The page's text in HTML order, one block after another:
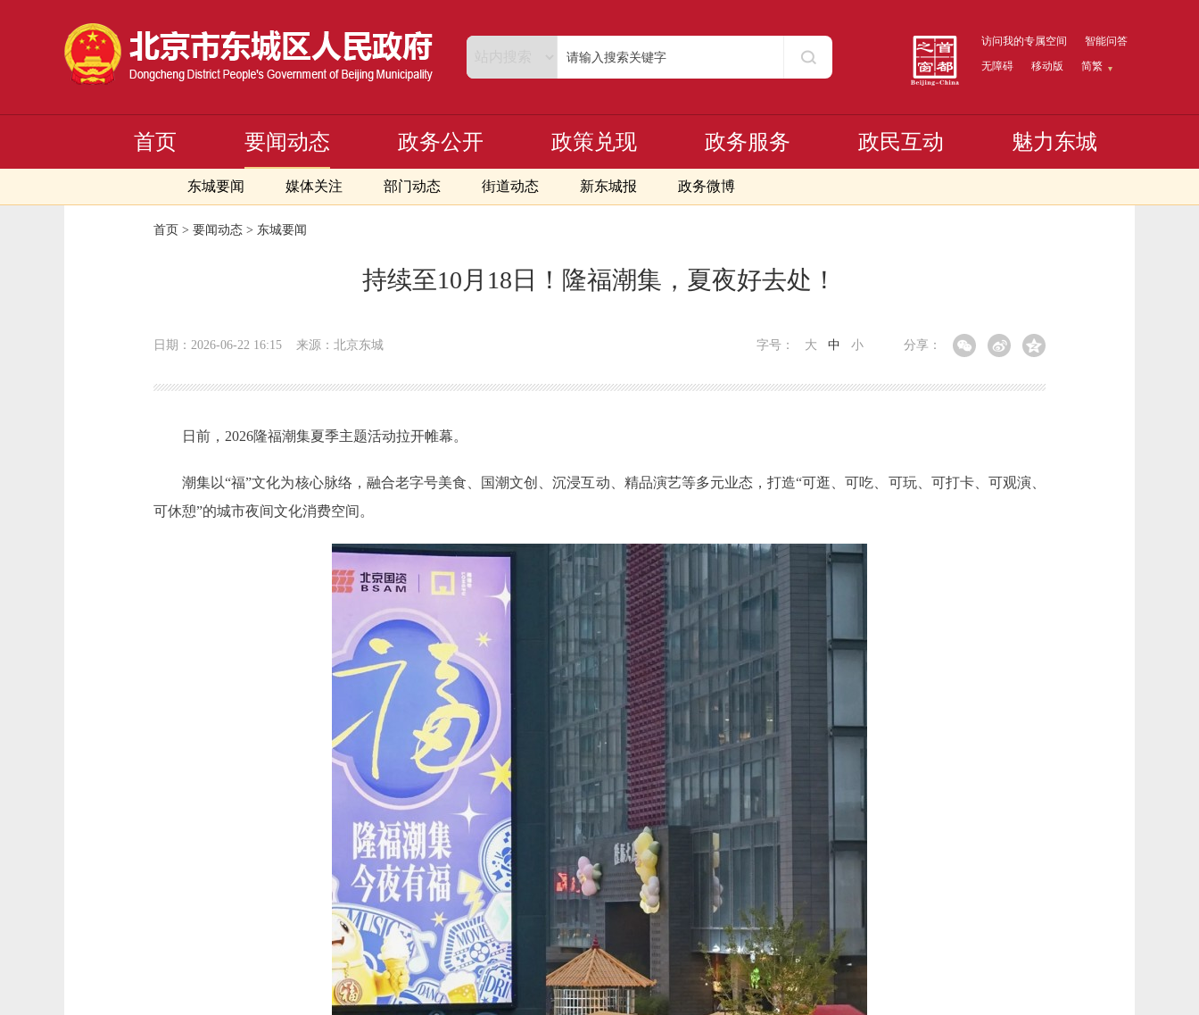
访问我的专属空间
智能问答
无障碍
移动版 简繁
首页 要闻动态
东城要闻 媒体关注 部门动态 街道动态 新东城报 政务微博
政务公开 政策兑现 政务服务 政民互动 魅力东城
首页 > 要闻动态 > 东城要闻
持续至10月18日！隆福潮集，夏夜好去处！
日期：2026-06-22 16:15 来源：北京东城 分享：
字号： 大 中 小
日前，2026隆福潮集夏季主题活动拉开帷幕。
潮集以“福”文化为核心脉络，融合老字号美食、国潮文创、沉浸互动、精品演艺等多元业态，打造“可逛、可吃、可玩、可打卡、可观演、
可休憩”的城市夜间文化消费空间。